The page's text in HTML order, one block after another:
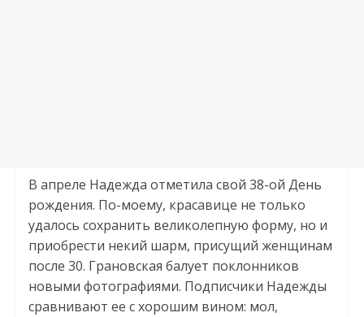
В апреле Надежда отметила свой 38-ой День
рождения. По-моему, красавице не только
удалось сохранить великолепную форму, но и
приобрести некий шарм, присущий женщинам
после 30. Грановская балует поклонников
новыми фотографиями. Подписчики Надежды
сравнивают ее с хорошим вином: мол,